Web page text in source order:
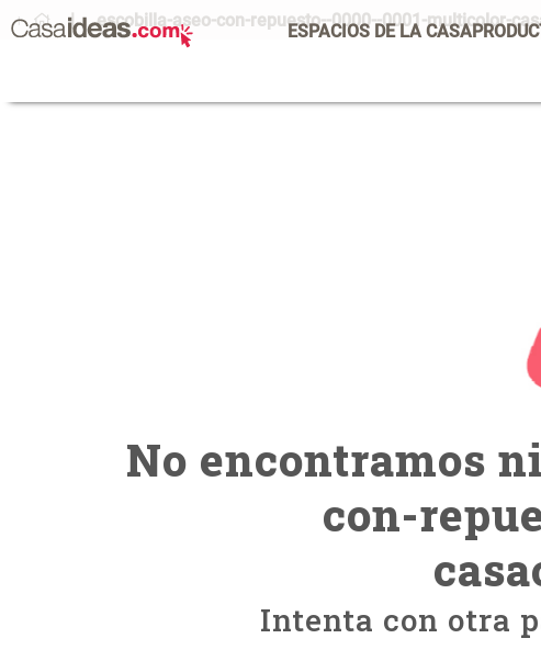
ESPACIOS DE LA CASA
escobilla-aseo-con-repuesto--0000--0001-multicolor-
No encontramos
con-
Intenta con otra